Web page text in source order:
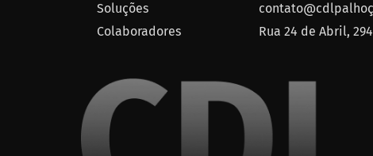
Soluções
Colaboradores
Rua 24 de Abril,